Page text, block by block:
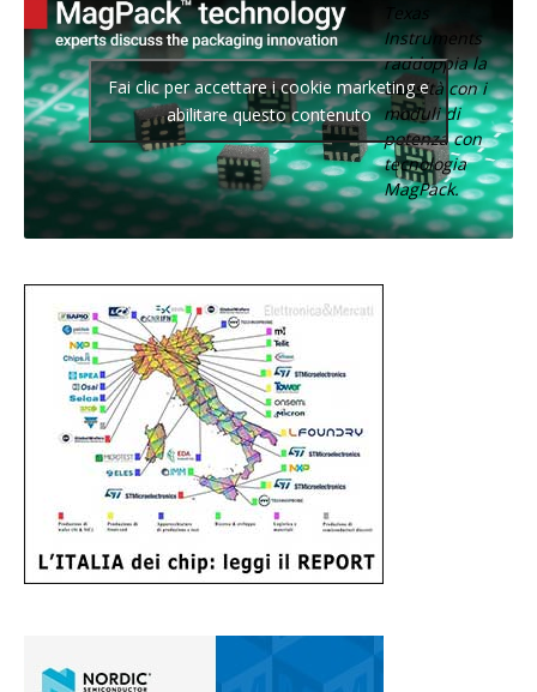
Texas
Instruments
raddoppia la
densità con i
moduli di
potenza con
tecnologia
MagPack.
Fai clic per accettare i cookie marketing e
abilitare questo contenuto